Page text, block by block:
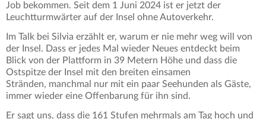
Job bekommen. Seit dem 1 Juni 2024 ist er jetzt der
Leuchtturmwärter auf der Insel ohne Autoverkehr.
Im Talk bei Silvia erzählt er, warum er nie mehr weg will von
der Insel. Dass er jedes Mal wieder Neues entdeckt beim
Blick von der Plattform in 39 Metern Höhe und dass die
Ostspitze der Insel mit den breiten einsamen
Stränden, manchmal nur mit ein paar Seehunden als Gäste,
immer wieder eine Offenbarung für ihn sind.
Er sagt uns, dass die 161 Stufen mehrmals am Tag hoch und